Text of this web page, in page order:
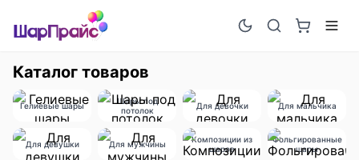
Каталог товаров
Гелиевые шары
Шары под
потолок
Для девочки Для мальчика
Для девушки Для мужчины
Композиции из
шаров
Фольгированные
шары